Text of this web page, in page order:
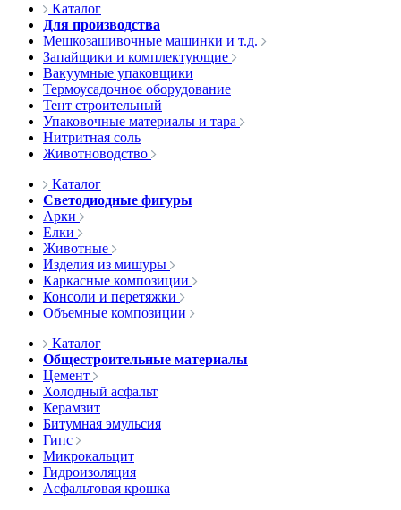
Каталог
Для производства
Мешкозашивочные машинки и т.д.
Запайщики и комплектующие
Вакуумные упаковщики
Термоусадочное оборудование
Тент строительный
Упаковочные материалы и тара
Нитритная соль
Животноводство
Каталог
Светодиодные фигуры
Арки
Елки
Животные
Изделия из мишуры
Каркасные композиции
Консоли и перетяжки
Объемные композиции
Каталог
Общестроительные материалы
Цемент
Холодный асфальт
Керамзит
Битумная эмульсия
Гипс
Микрокальцит
Гидроизоляция
Асфальтовая крошка